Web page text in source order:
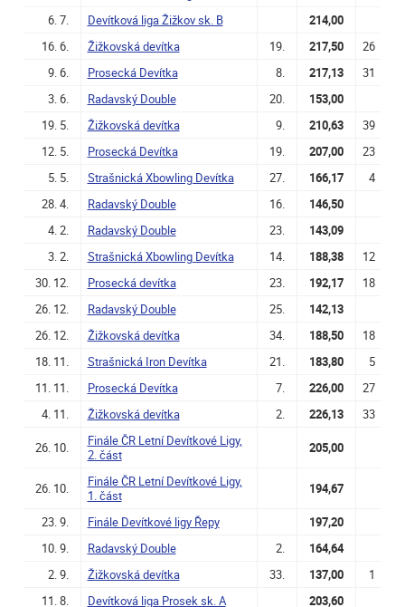
6. 7.
Devítková liga Žižkov sk. B
214,00
16. 6.
Žižkovská devítka 19. 217,50
26
9. 6.
Prosecká Devítka 8. 217,13
31
3. 6.
Radavský Double 20.
153,00
19. 5.
Žižkovská devítka 9. 210,63
39
12. 5.
Prosecká Devítka 19. 207,00
23
5. 5.
Strašnická Xbowling Devítka 27. 166,17
4
28. 4.
Radavský Double 16.
146,50
4. 2.
Radavský Double 23.
143,09
3. 2.
Strašnická Xbowling Devítka 14. 188,38
12
30. 12.
Prosecká devítka 23. 192,17
18
26. 12.
Radavský Double 25.
142,13
26. 12.
Žižkovská devítka 34. 188,50
18
18. 11.
Strašnická Iron Devítka 21. 183,80
5
11. 11.
Prosecká Devítka 7. 226,00
27
4. 11.
Žižkovská devítka 2. 226,13 33
26. 10.
Finále ČR Letní Devítkové Ligy,
2. část
205,00
26. 10.
Finále ČR Letní Devítkové Ligy,
1. část
194,67
23. 9. Finále Devítkové ligy Řepy
197,20
10. 9.
Radavský Double 2.
164,64
2. 9.
Žižkovská devítka 33. 137,00
1
11. 8.
Devítková liga Prosek sk. A 203,60